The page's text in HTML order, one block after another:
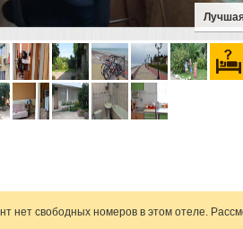
нет свободных номеров в этом отеле.